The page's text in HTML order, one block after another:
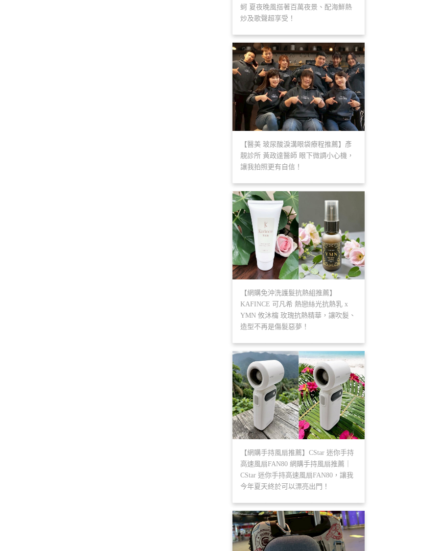
蚵 夏夜晚風搭著百萬夜景、配海鮮熱
炒及歌聲超享受！
【醫美 玻尿酸淚溝眼袋療程推薦】彥
靚診所 黃政達醫師 眼下微調小心機，
讓我拍照更有自信！
【網購免沖洗護髮抗熱組推薦】
KAFINCE 可凡希 熱戀絲光抗熱乳 x
YMN 攸沐橣 玫瑰抗熱精華，讓吹髮、
造型不再是傷髮惡夢！
【網購手持風扇推薦】CStar 迷你手持
高速風扇FAN80 網購手持風扇推薦｜
CStar 迷你手持高速風扇FAN80，讓我
今年夏天終於可以漂亮出門！